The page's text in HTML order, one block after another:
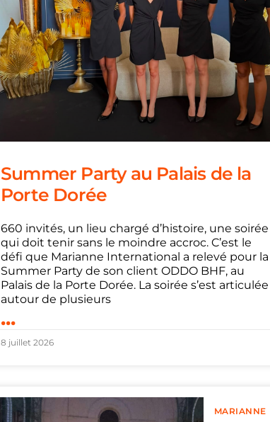
Summer Party au Palais de la
Porte Dorée
660 invités, un lieu chargé d’histoire, une soirée
qui doit tenir sans le moindre accroc. C’est le
défi que Marianne International a relevé pour la
Summer Party de son client ODDO BHF, au
Palais de la Porte Dorée. La soirée s’est articulée
autour de plusieurs
...
8 juillet 2026
MARIANNE